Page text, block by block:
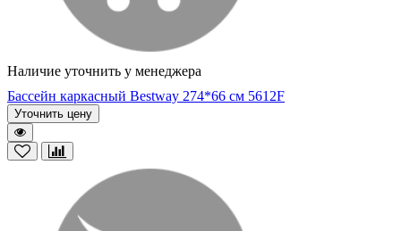
Наличие уточнить у менеджера
Бассейн каркасный Bestway 274*66 см 5612F
Уточнить цену